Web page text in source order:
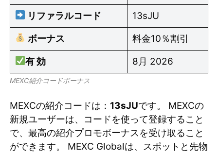
リファラルコード 13sJU
ボーナス 料金10％割引
有 効 8月 2026
MEXC紹介コードボーナス
MEXCの紹介コードは： 13sJUです。 MEXCの
新規ユーザーは、コードを使って登録すること
で、最高の紹介プロモボーナスを受け取ること
ができます。 MEXC Globalは、スポットと先物